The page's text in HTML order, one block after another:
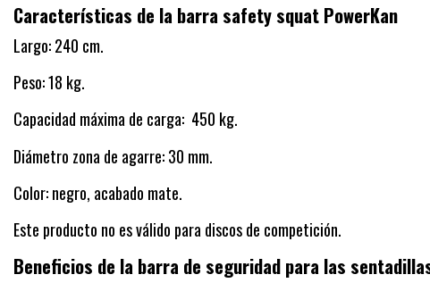
Características de la barra safety squat PowerKan
Largo: 240 cm.
Peso: 18 kg.
Capacidad máxima de carga: 450 kg.
Diámetro zona de agarre: 30 mm.
Color: negro, acabado mate.
Este producto no es válido para discos de competición.
Beneficios de la barra de seguridad para las